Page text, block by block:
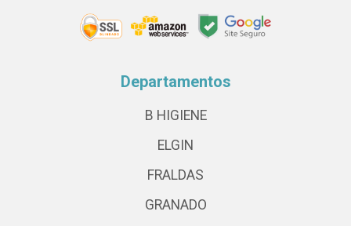
Departamentos
B HIGIENE
ELGIN
FRALDAS
GRANADO